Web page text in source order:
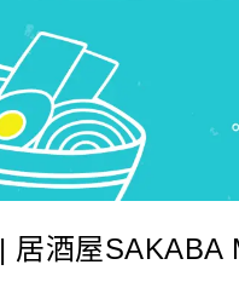
居酒屋SAKABA